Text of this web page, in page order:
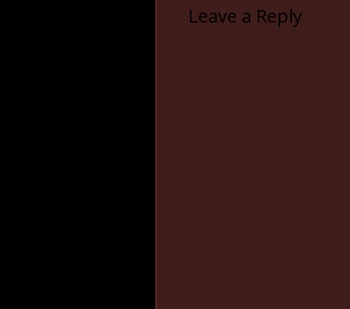
Leave a Reply